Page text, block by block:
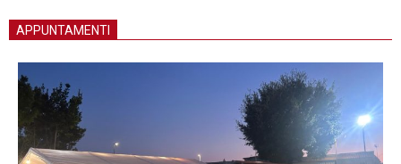
APPUNTAMENTI